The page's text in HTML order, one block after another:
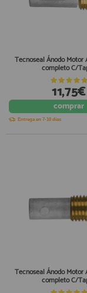
Tecnoseal Ánodo Motor
completo C/
11,75€
comprar
Entrega en 7-10 días
Tecnoseal Ánodo Motor
completo C/